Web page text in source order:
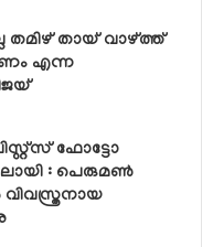
തമിഴ് തായ് വാഴ്ത്ത്
എന്ന
ഫോട്ടോ
: പെരുമണ്‍
വിവസ്ത്രനായ